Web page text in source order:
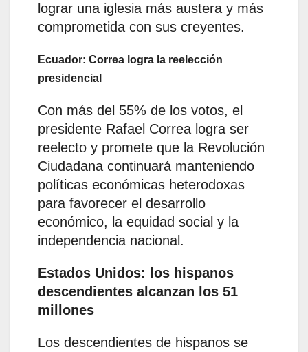
lograr una iglesia más austera y más
comprometida con sus creyentes.
Ecuador: Correa logra la reelección
presidencial
Con más del 55% de los votos, el
presidente Rafael Correa logra ser
reelecto y promete que la Revolución
Ciudadana continuará manteniendo
políticas económicas heterodoxas
para favorecer el desarrollo
económico, la equidad social y la
independencia nacional.
Estados Unidos: los hispanos
descendientes alcanzan los 51
millones
Los descendientes de hispanos se